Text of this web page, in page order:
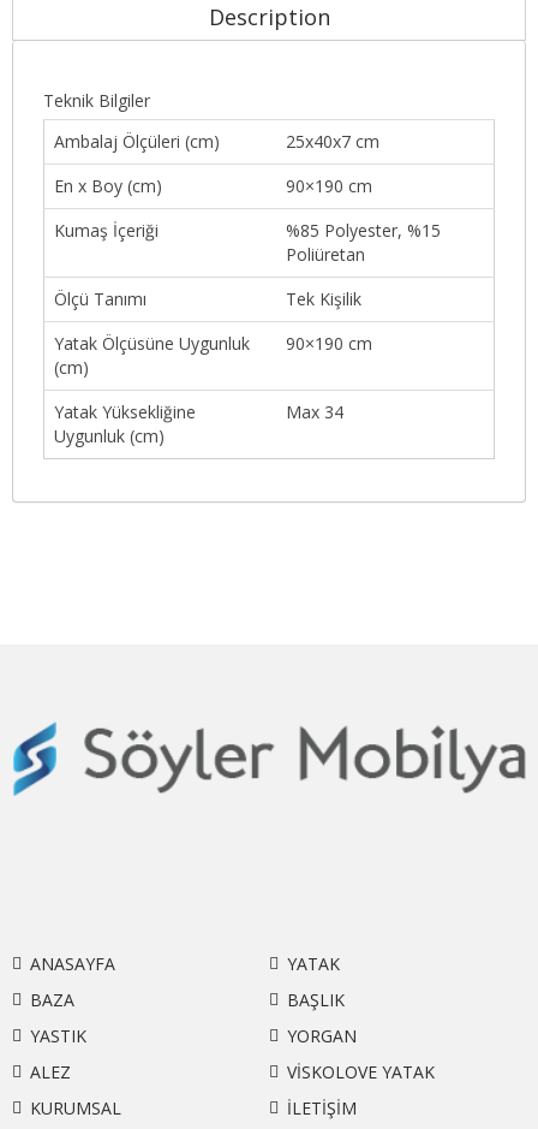
Description
Teknik Bilgiler
Ambalaj Ölçüleri (cm)
25x40x7 cm
En x Boy (cm)
90×190 cm
Kumaş İçeriği
%85 Polyester, %15
Poliüretan
Ölçü Tanımı
Tek Kişilik
Yatak Ölçüsüne Uygunluk
(cm)
90×190 cm
Yatak Yüksekliğine
Uygunluk (cm)
Max 34
ANASAYFA
YATAK
BAZA
BAŞLIK
YASTIK
YORGAN
ALEZ
VİSKOLOVE YATAK
KURUMSAL
İLETİŞİM